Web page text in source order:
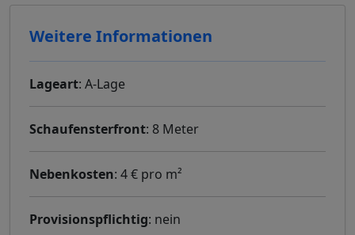
Weitere Informationen
Lageart: A-Lage
Schaufensterfront: 8 Meter
Nebenkosten: 4 € pro m²
Provisionspflichtig: nein